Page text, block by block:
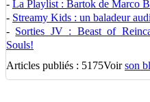
- La Playlist : Bartok de Marco
- Streamy Kids : un baladeur
- Sorties JV : Beast of
Souls!
Articles publiés : 5175Voirson